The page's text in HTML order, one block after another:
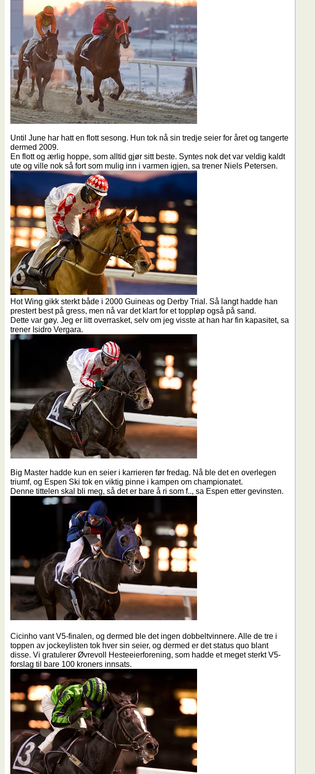
Until June har hatt en flott sesong. Hun tok nå sin tredje seier for året og tangerte
dermed 2009.
En flott og ærlig hoppe, som alltid gjør sitt beste. Syntes nok det var veldig kaldt
ute og ville nok så fort som mulig inn i varmen igjen, sa trener Niels Petersen.
Hot Wing gikk sterkt både i 2000 Guineas og Derby Trial. Så langt hadde han
prestert best på gress, men nå var det klart for et toppløp også på sand.
Dette var gøy. Jeg er litt overrasket, selv om jeg visste at han har fin kapasitet, sa
trener Isidro Vergara.
Big Master hadde kun en seier i karrieren før fredag. Nå ble det en overlegen
triumf, og Espen Ski tok en viktig pinne i kampen om championatet.
Denne tittelen skal bli meg, så det er bare å ri som f.., sa Espen etter gevinsten.
Cicinho vant V5-finalen, og dermed ble det ingen dobbeltvinnere. Alle de tre i
toppen av jockeylisten tok hver sin seier, og dermed er det status quo blant
disse. Vi gratulerer Øvrevoll Hesteeierforening, som hadde et meget sterkt V5-
forslag til bare 100 kroners innsats.